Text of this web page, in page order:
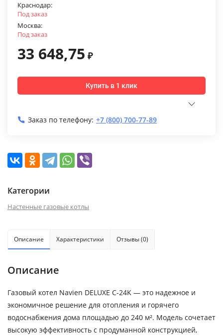
Краснодар:
Под заказ
Москва:
Под заказ
33 648,75 ₽
Купить в 1 клик
Заказ по телефону: +7 (800) 700-77-89
Категории
Настенные газовые котлы
Описание Характеристики Отзывы (0)
Описание
Газовый котел Navien DELUXE C-24K — это надежное и
экономичное решение для отопления и горячего
водоснабжения дома площадью до 240 м². Модель сочетает
высокую эффективность с продуманной конструкцией,